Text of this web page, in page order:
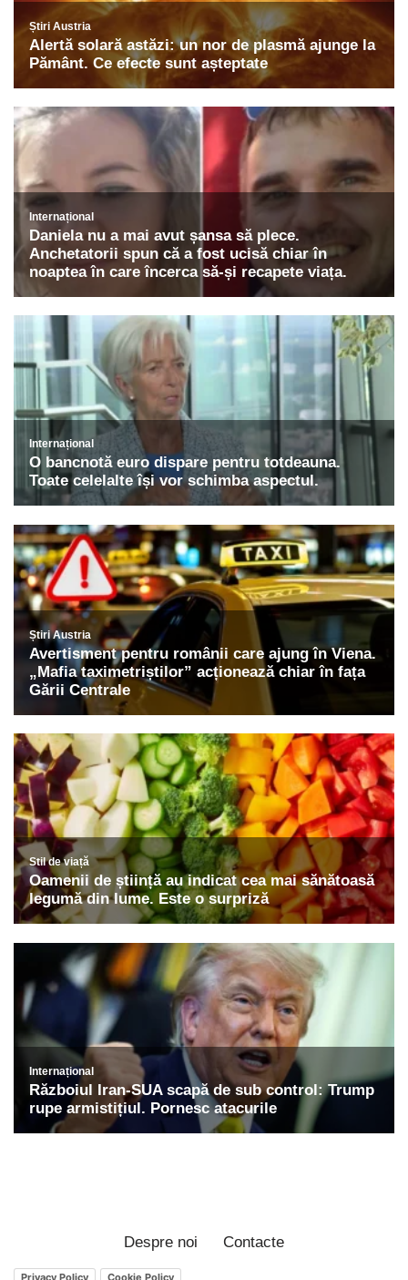
Despre noi Contacte
Privacy Policy Cookie Policy